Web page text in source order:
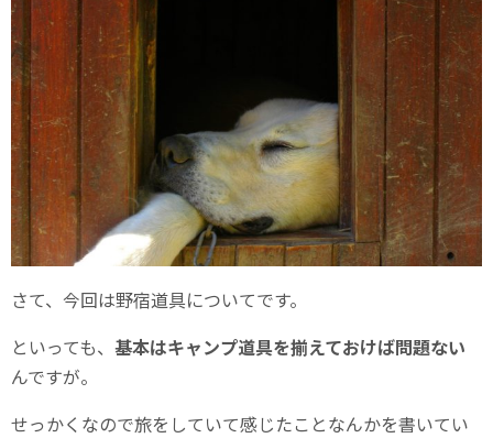
さて、今回は野宿道具についてです。
といっても、 基本はキャンプ道具を揃えておけば問題ない
んですが。
せっかくなので旅をしていて感じたことなんかを書いてい